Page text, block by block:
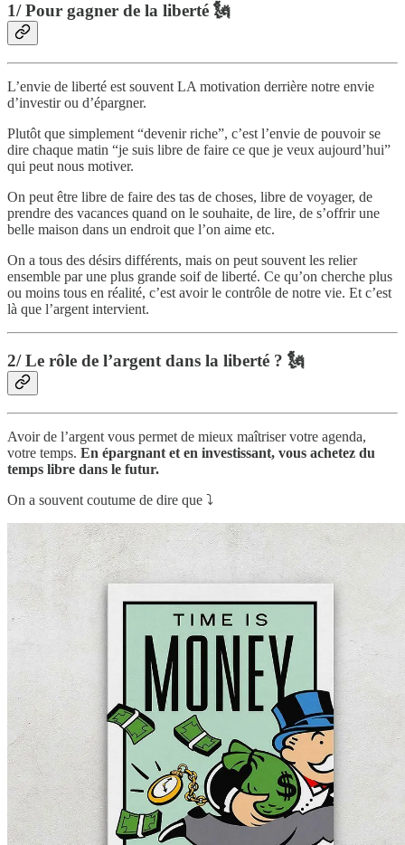
1/ Pour gagner de la liberté 🗽
L’envie de liberté est souvent LA motivation derrière notre envie
d’investir ou d’épargner.
Plutôt que simplement “devenir riche”, c’est l’envie de pouvoir se
dire chaque matin “je suis libre de faire ce que je veux aujourd’hui”
qui peut nous motiver.
On peut être libre de faire des tas de choses, libre de voyager, de
prendre des vacances quand on le souhaite, de lire, de s’offrir une
belle maison dans un endroit que l’on aime etc.
On a tous des désirs différents, mais on peut souvent les relier
ensemble par une plus grande soif de liberté. Ce qu’on cherche plus
ou moins tous en réalité, c’est avoir le contrôle de notre vie. Et c’est
là que l’argent intervient.
2/ Le rôle de l’argent dans la liberté ? 🗽
Avoir de l’argent vous permet de mieux maîtriser votre agenda,
votre temps. En épargnant et en investissant, vous achetez du
temps libre dans le futur.
On a souvent coutume de dire que ⤵️